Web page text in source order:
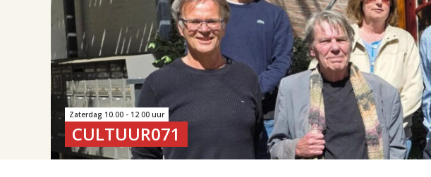
Zaterdag 10.00 - 12.00 uur
CULTUUR071